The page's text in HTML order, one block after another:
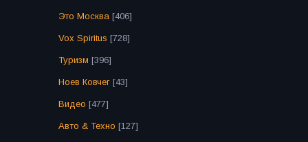
Это Москва [406]
Vox Spiritus [728]
Туризм [396]
Ноев Ковчег [43]
Видео [477]
Авто & Техно [127]